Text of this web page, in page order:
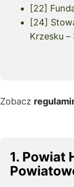
[22]
[24]
Krzesku –
Zobacz
1. Powiat